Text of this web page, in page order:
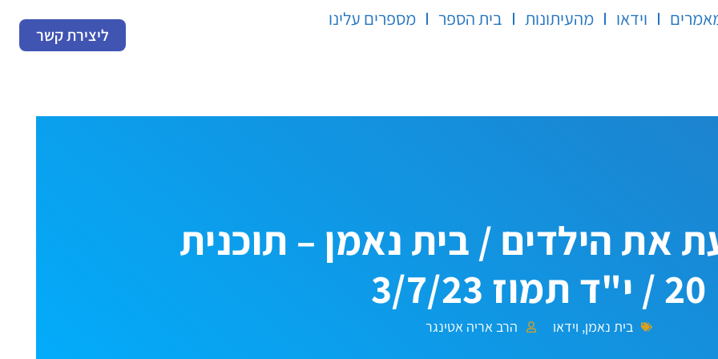
וידאו מהעיתונות בית הספר מספרים עלינו
ליצירת קשר
את הילדים / בית נאמן – תוכנית
20 / י"ד תמוז 3/7/23
בית נאמן, וידאו הרב אריה אטינגר